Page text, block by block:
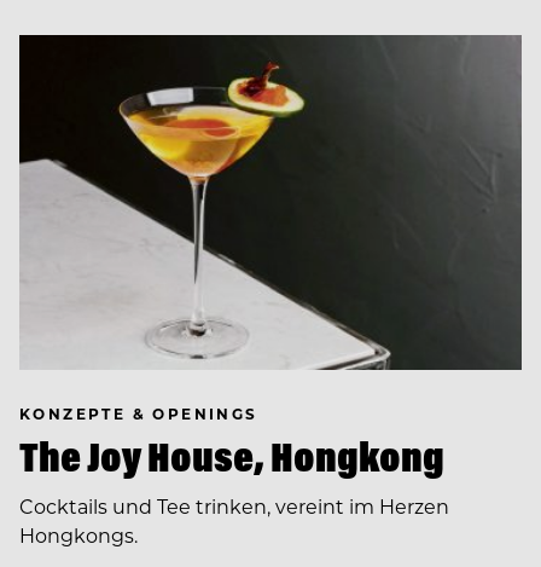
KONZEPTE & OPENINGS
The Joy House, Hongkong
Cocktails und Tee trinken, vereint im Herzen
Hongkongs.